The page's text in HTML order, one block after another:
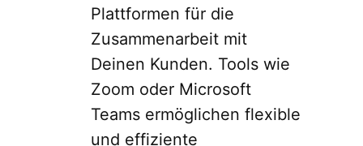
Plattformen für die
Zusammenarbeit mit
Deinen Kunden. Tools wie
Zoom oder Microsoft
Teams ermöglichen flexible
und effiziente